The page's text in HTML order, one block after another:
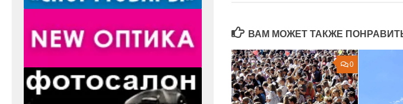
ВАМ МОЖЕТ ТАКЖЕ
0